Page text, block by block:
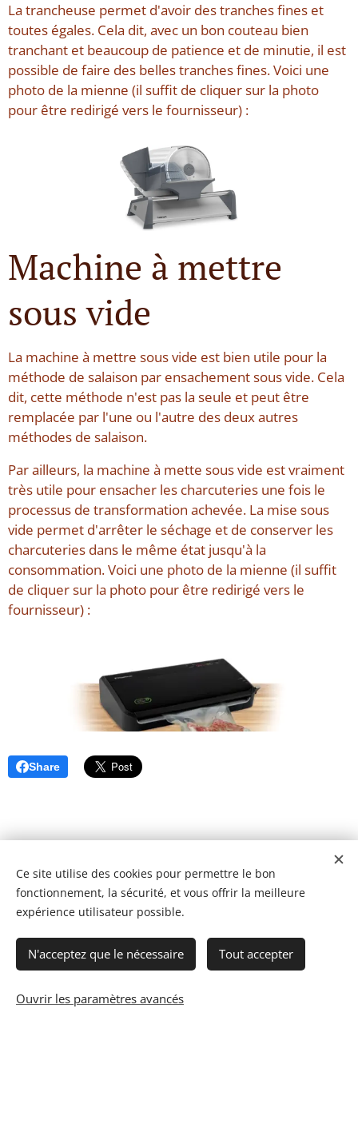
La trancheuse permet d'avoir des tranches fines et
toutes égales. Cela dit, avec un bon couteau bien
tranchant et beaucoup de patience et de minutie, il est
possible de faire des belles tranches fines. Voici une
photo de la mienne (il suffit de cliquer sur la photo
pour être redirigé vers le fournisseur) :
Machine à mettre
sous vide
La machine à mettre sous vide est bien utile pour la
méthode de salaison par ensachement sous vide. Cela
dit, cette méthode n'est pas la seule et peut être
remplacée par l'une ou l'autre des deux autres
méthodes de salaison.
Par ailleurs, la machine à mette sous vide est vraiment
très utile pour ensacher les charcuteries une fois le
processus de transformation achevée. La mise sous
vide permet d'arrêter le séchage et de conserver les
charcuteries dans le même état jusqu'à la
consommation. Voici une photo de la mienne (il suffit
de cliquer sur la photo pour être redirigé vers le
fournisseur) :
Share
© 2023 Les recettes d'Henri-Luc. Tous droits réservés.
Ce site utilise des cookies pour permettre le bon
fonctionnement, la sécurité, et vous offrir la meilleure
expérience utilisateur possible.
N'acceptez que le nécessaire Tout accepter
Ouvrir les paramètres avancés